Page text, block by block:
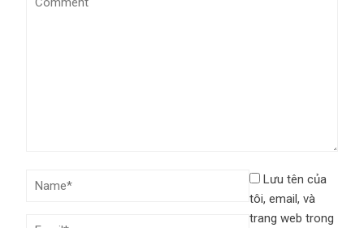
Lưu tên của
tôi, email, và
trang web trong